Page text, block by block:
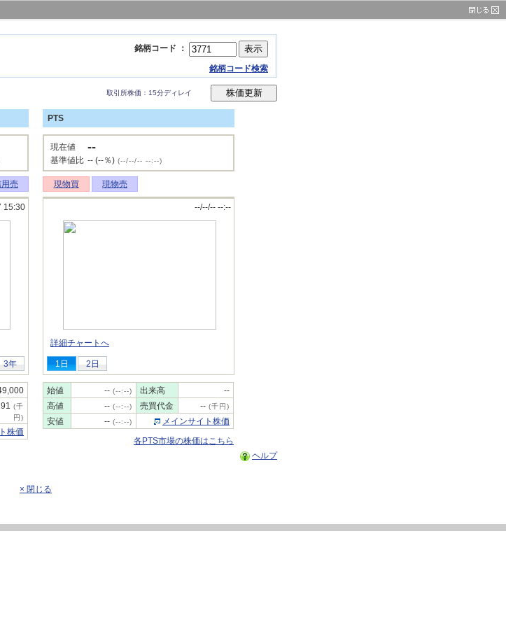
銘柄コード ：
銘柄コード検索
取引所株価：15分ディレイ
売
15:30
3年
(千
円)
株価
PTS
現在値 --
基準値比 -- (--％) (--/--/-- --:--)
現物買 現物売
--/--/-- --:--
詳細チャートへ
1日 2日
始値 -- (--:--) 出来高
--
高値
-- (--:--) 売買代金 -- (千円)
安値 -- (--:--)
メインサイト株価
各PTS市場の株価はこちら
ヘルプ
× 閉じる